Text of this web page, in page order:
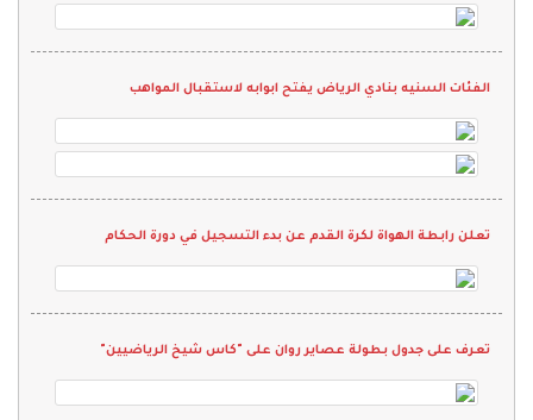
الفئات السنيه بنادي الرياض يفتح ابوابه لاستقبال المواهب
تعلن رابطة الهواة لكرة القدم عن بدء التسجيل في دورة الحكام
تعرف على جدول بطولة عصاير روان على "كاس شيخ الرياضيين"